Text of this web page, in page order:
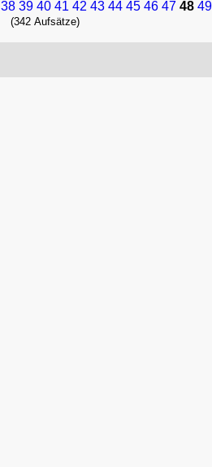
38 39 40 41 42 43 44 45 46 47 48 49
(342 Aufsätze)